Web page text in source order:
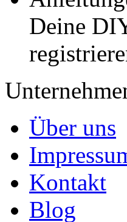
Deine
Über uns
Kontakt
Blog